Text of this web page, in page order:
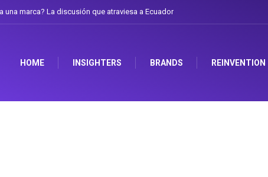
una marca? La discusión que atraviesa a Ecuador
HOME INSIGHTERS BRANDS REINVENTION